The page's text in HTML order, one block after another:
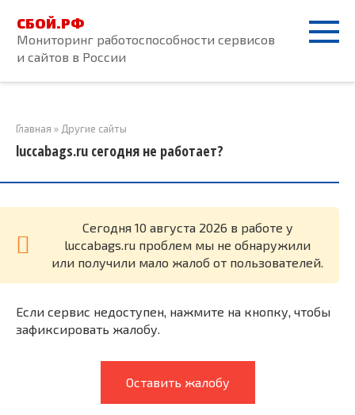
контенту
СБОЙ.РФ
Мониторинг работоспособности сервисов
и сайтов в России
Главная » Другие сайты
luccabags.ru сегодня не работает?
Cегодня 10 августа 2026 в работе у
luccabags.ru проблем мы не обнаружили
или получили мало жалоб от пользователей.
Если сервис недоступен, нажмите на кнопку, чтобы
зафиксировать жалобу.
Оставить жалобу